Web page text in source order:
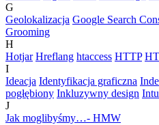
G
Geolokalizacja Google Search
Grooming
H
Hotjar Hreflang htaccess HTTP
I
Ideacja Identyfikacja graficzna
pogłębiony Inkluzywny design
J
Jak moglibyśmy…- HMW